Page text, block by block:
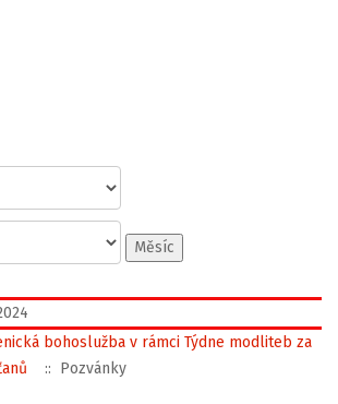
Měsíc
bohoslužba v rámci Týdne modliteb za
:: Pozvánky